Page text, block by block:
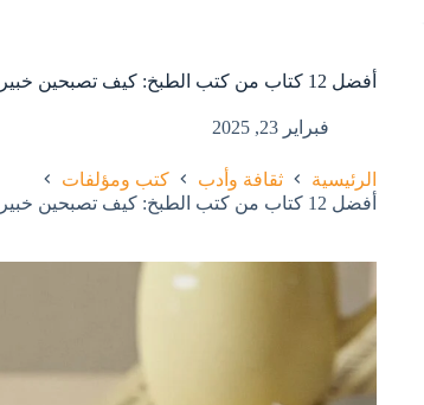
أفضل 12 كتاب من كتب الطبخ: كيف تصبحين خبيرة طبخ في وقت قياسي؟
فبراير 23, 2025
الرئيسية ثقافة وأدب
كتب ومؤلفات
أفضل 12 كتاب من كتب الطبخ: كيف تصبحين خبيرة طبخ في وقت قياسي؟